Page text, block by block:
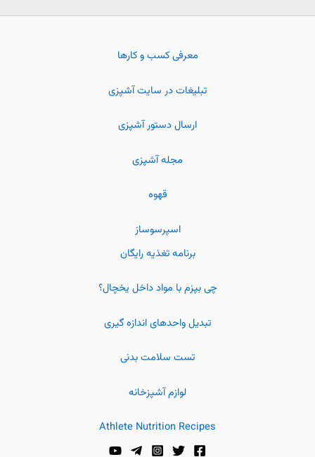
معرفی کسب و کارها
تبلیغات در سایت آشپزی
ارسال دستور آشپزی
مجله آشپزی
قهوه
اسپرسوساز
برنامه تغذیه رایگان
چی بپزم با مواد داخل یخچال؟
تبدیل واحدهای اندازه گیری
تست سلامت بدنی
لوازم آشپزخانه
Athlete Nutrition Recipes